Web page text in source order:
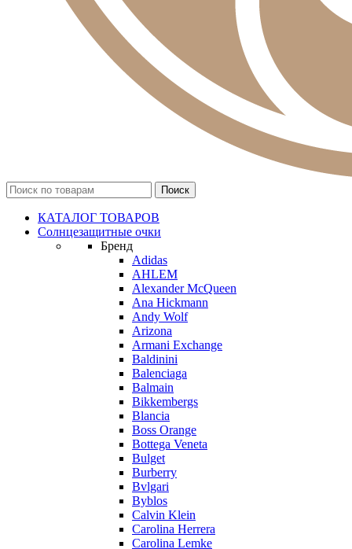
КАТАЛОГ ТОВАРОВ
Солнцезащитные очки
Бренд
Adidas
AHLEM
Alexander McQueen
Ana Hickmann
Andy Wolf
Arizona
Armani Exchange
Baldinini
Balenciaga
Balmain
Bikkembergs
Blancia
Boss Orange
Bottega Veneta
Bulget
Burberry
Bvlgari
Byblos
Calvin Klein
Carolina Herrera
Carolina Lemke